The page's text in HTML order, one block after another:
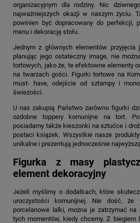
organizacyjnym dla rodziny. Nic
najważniejszych okazji w naszym życiu.
powinien być dopracowany do perfekcji,
menu i dekorację stołu.
Jednym z głównych elementów
planując jego ostateczny image, nie
tortowych, jako że, te efektowne elementy
na twarzach gości. Figurki tortowe na
must- have, odejście od sztampy i
świeżości.
U nas zakupią Państwo zarówno figurki
ozdobne toppery komunijne na tort.
posiadamy także kieszonki na sztućce i
postaci książek. Wszystkie nasze
unikalne i prezentują jednocześnie
Figurka z masy
element dekoracyjny
Jeżeli myślimy o dodatkach, które
uroczystości komunijnej. Nie dość, że
porcelanowe lalki, można je zatrzymać
tych momentów, kiedy chcemy. Z biegiem